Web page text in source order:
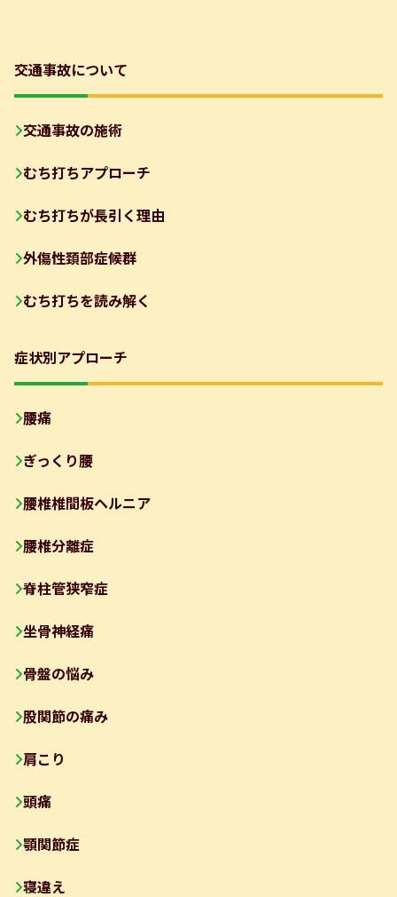
交通事故について
交通事故の施術
むち打ちアプローチ
むち打ちが長引く理由
外傷性頚部症候群
むち打ちを読み解く
症状別アプローチ
腰痛
ぎっくり腰
腰椎椎間板ヘルニア
腰椎分離症
脊柱管狭窄症
坐骨神経痛
骨盤の悩み
股関節の痛み
肩こり
頭痛
顎関節症
寝違え